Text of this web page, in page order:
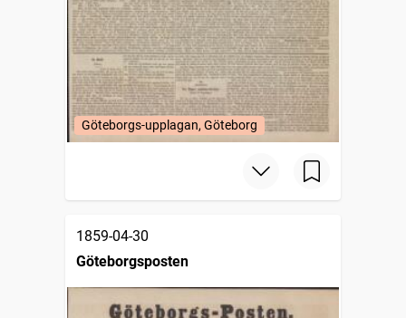
Göteborgs-upplagan, Göteborg
1859-04-30
Göteborgsposten